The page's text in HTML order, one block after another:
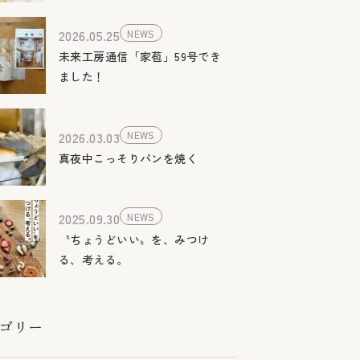
2026.05.25 NEWS
未来工房通信「家苞」59号でき
ました！
2026.03.03 NEWS
真夜中こっそりパンを焼く
2025.09.30 NEWS
〝ちょうどいい〟を、みつけ
る、考える。
リー